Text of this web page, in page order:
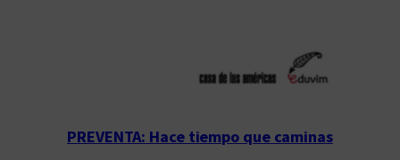
PREVENTA: Hace tiempo que caminas